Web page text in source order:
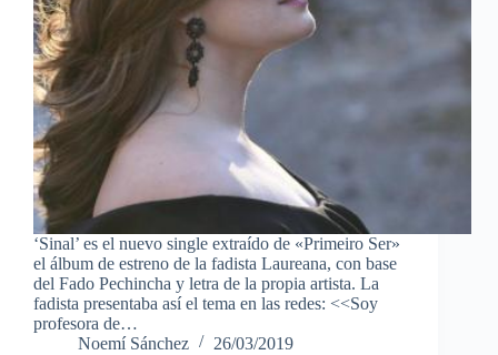
‘Sinal’ es el nuevo single extraído de «Primeiro Ser»
el álbum de estreno de la fadista Laureana, con base
del Fado Pechincha y letra de la propia artista. La
fadista presentaba así el tema en las redes: <<Soy
profesora de…
Noemí Sánchez
26/03/2019